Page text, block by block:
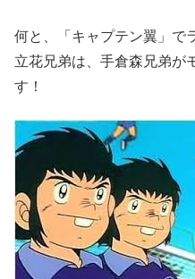
何と、「キャプテン翼」で
立花兄弟は、手倉森兄弟が
す！